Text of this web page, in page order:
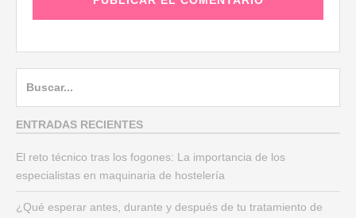
s
a
:
ENTRADAS RECIENTES
El reto técnico tras los fogones: La importancia de los
especialistas en maquinaria de hostelería
¿Qué esperar antes, durante y después de tu tratamiento de